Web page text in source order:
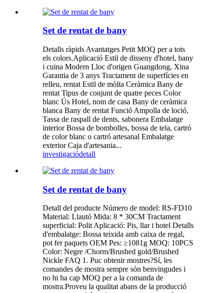
Set de rentat de bany
Detalls ràpids Avantatges Petit MOQ per a tots
els colors.Aplicació Estil de disseny d'hotel, bany
i cuina Modern Lloc d'origen Guangdong, Xina
Garantia de 3 anys Tractament de superfícies en
relleu, rentat Estil de mòlta Ceràmica Bany de
rentat Tipus de conjunt de quatre peces Color
blanc Ús Hotel, nom de casa Bany de ceràmica
blanca Bany de rentat Funció Ampolla de loció,
Tassa de raspall de dents, sabonera Embalatge
interior Bossa de bombolles, bossa de tela, cartró
de color blanc o cartró artesanal Embalatge
exterior Caja d'artesania...
investigaciódetall
Set de rentat de bany
Detall del producte Número de model: RS-FD10
Material: Llautó Mida: 8 * 30CM Tractament
superficial: Polit Aplicació: Pis, llar i hotel Detalls
d'embalatge: Bossa teixida amb caixa de regal,
pot fer paquets OEM Pes: ≥1081g MOQ: 10PCS
Color: Negre /Chorm/Brushed gold/Brushed
Nickle FAQ 1. Puc obtenir mostres?Sí, les
comandes de mostra sempre són benvingudes i
no hi ha cap MOQ per a la comanda de
mostra.Proveu la qualitat abans de la producció